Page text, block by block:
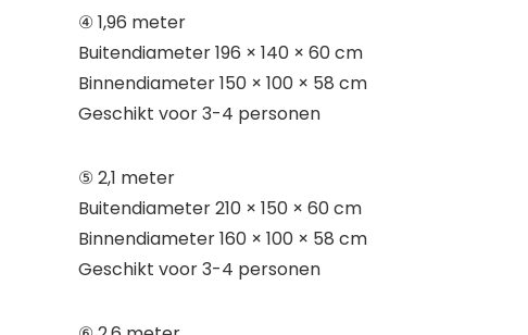
④ 1,96 meter
Buitendiameter 196 × 140 × 60 cm
Binnendiameter 150 × 100 × 58 cm
Geschikt voor 3-4 personen
⑤ 2,1 meter
Buitendiameter 210 × 150 × 60 cm
Binnendiameter 160 × 100 × 58 cm
Geschikt voor 3-4 personen